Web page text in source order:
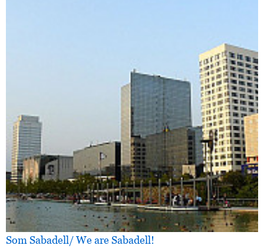
Som Sabadell/ We are Sabadell!